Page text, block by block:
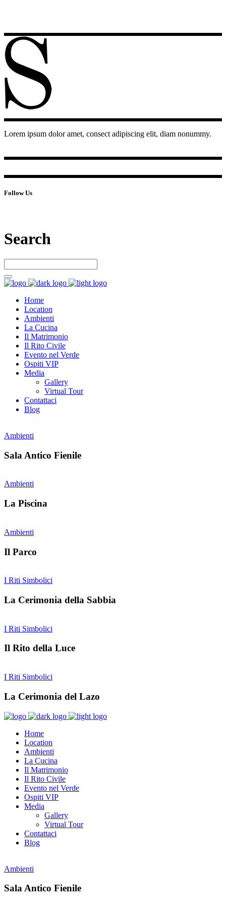
Lorem ipsum dolor amet, consect adipiscing elit, diam nonummy.
Follow Us
Search
Home
Location
Ambienti
La Cucina
Il Matrimonio
Il Rito Civile
Evento nel Verde
Ospiti VIP
Media
Gallery
Virtual Tour
Contattaci
Blog
Ambienti
Sala Antico Fienile
Ambienti
La Piscina
Ambienti
Il Parco
I Riti Simbolici
La Cerimonia della Sabbia
I Riti Simbolici
Il Rito della Luce
I Riti Simbolici
La Cerimonia del Lazo
Home
Location
Ambienti
La Cucina
Il Matrimonio
Il Rito Civile
Evento nel Verde
Ospiti VIP
Media
Gallery
Virtual Tour
Contattaci
Blog
Ambienti
Sala Antico Fienile